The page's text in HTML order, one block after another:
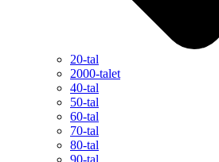
20-tal
2000-talet
40-tal
50-tal
60-tal
70-tal
80-tal